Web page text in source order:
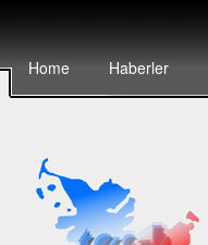
Home Haberler